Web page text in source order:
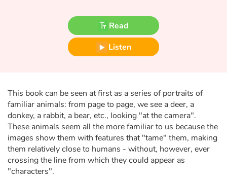
Heroines and Heroes
Ecology, nature, seasons
Travel, epic, investigation, adventure
Around the world
Learning
Read
Listen
This book can be seen at first as a series of portraits of
familiar animals: from page to page, we see a deer, a
donkey, a rabbit, a bear, etc., looking "at the camera".
These animals seem all the more familiar to us because the
images show them with features that "tame" them, making
them relatively close to humans - without, however, ever
crossing the line from which they could appear as
"characters".